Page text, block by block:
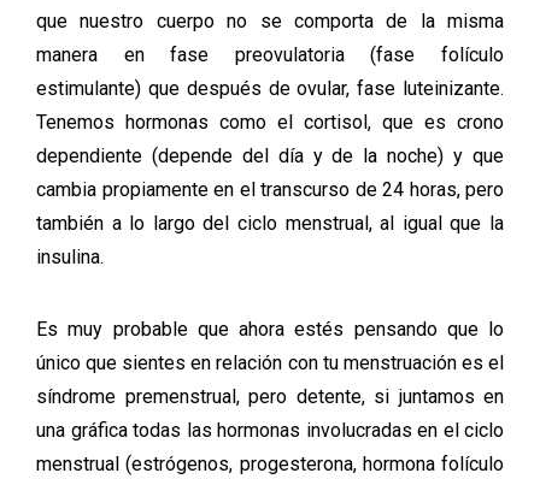
que nuestro cuerpo no se comporta de la misma
manera en fase preovulatoria (fase folículo
estimulante) que después de ovular, fase luteinizante.
Tenemos hormonas como el cortisol, que es crono
dependiente (depende del día y de la noche) y que
cambia propiamente en el transcurso de 24 horas, pero
también a lo largo del ciclo menstrual, al igual que la
insulina.
Es muy probable que ahora estés pensando que lo
único que sientes en relación con tu menstruación es el
síndrome premenstrual, pero detente, si juntamos en
una gráfica todas las hormonas involucradas en el ciclo
menstrual (estrógenos, progesterona, hormona folículo